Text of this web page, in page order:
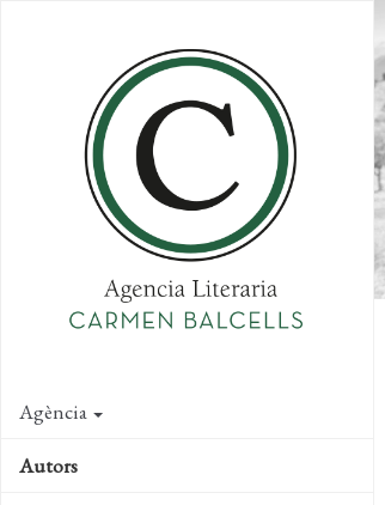
Agència
Autors